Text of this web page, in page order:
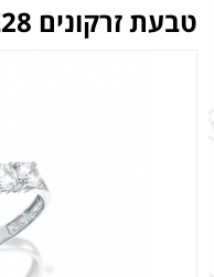
טבעת זרקונים GZ28